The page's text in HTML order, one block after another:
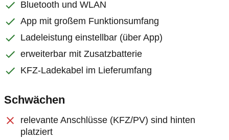
Bluetooth und WLAN
App mit großem Funktionsumfang
Ladeleistung einstellbar (über App)
erweiterbar mit Zusatzbatterie
KFZ-Ladekabel im Lieferumfang
Schwächen
relevante Anschlüsse (KFZ/PV) sind hinten
platziert